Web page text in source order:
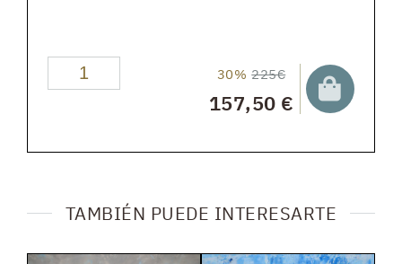
30% 225€
157,50 €
TAMBIÉN PUEDE INTERESARTE